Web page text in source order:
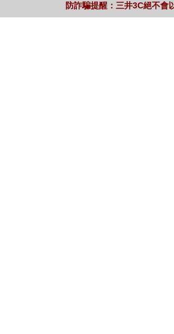
防詐騙提醒：三井3C絕不會